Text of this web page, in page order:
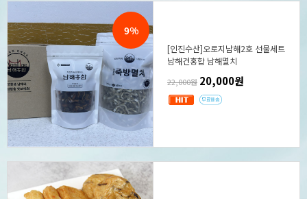
9%
[인진수산]오로지남해2호 선물세트
남해건홍합 남해멸치
22,000원 20,000원